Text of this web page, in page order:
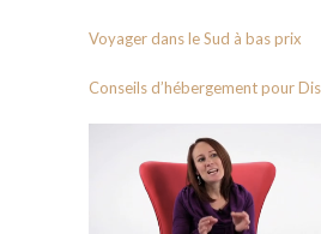
Voyager dans le Sud à bas prix
Conseils d’hébergement pour